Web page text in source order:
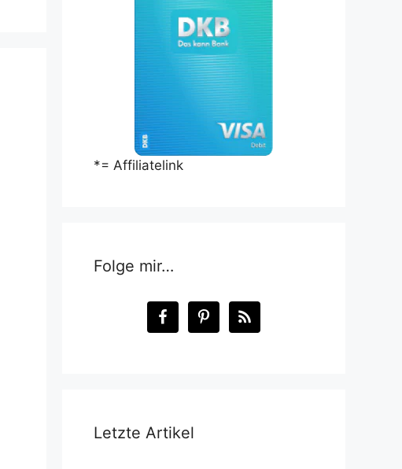
*= Affiliatelink
Folge mir…
Letzte Artikel